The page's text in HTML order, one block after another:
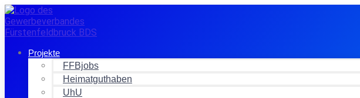
Zum
Inhalt
springen
Projekte
FFBjobs
Heimatguthaben
UhU